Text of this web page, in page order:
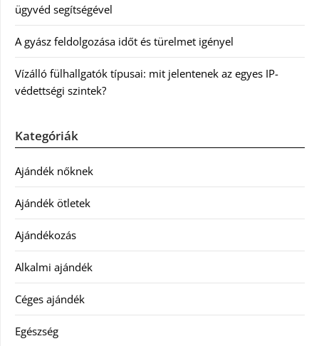
ügyvéd segítségével
A gyász feldolgozása időt és türelmet igényel
Vízálló fülhallgatók típusai: mit jelentenek az egyes IP-
védettségi szintek?
Kategóriák
Ajándék nőknek
Ajándék ötletek
Ajándékozás
Alkalmi ajándék
Céges ajándék
Egészség